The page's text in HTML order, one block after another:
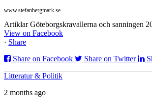
www.stefanbergmark.se
Artiklar Göteborgskravallerna och sanningen
View on Facebook
· Share
Share on Facebook
Share on Twitter
Litteratur & Politik
2 months ago